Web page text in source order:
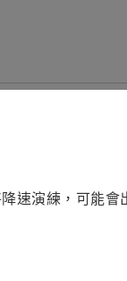
速演練，可能會